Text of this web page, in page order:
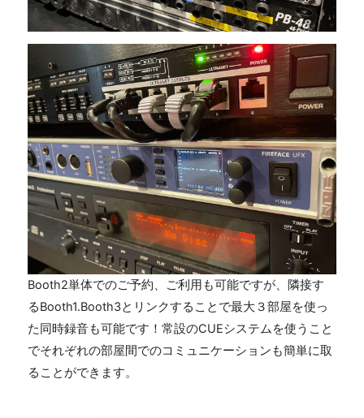
Booth2単体でのご予約、ご利用も可能ですが、隣接す
るBooth1.Booth3とリンクすることで最大３部屋を使っ
た同時録音も可能です！常設のCUEシステムを使うこと
でそれぞれの部屋間でのコミュニケーションも簡単に取
ることができます。